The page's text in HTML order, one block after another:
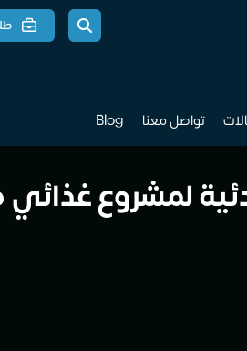
تواصل معنا Blog
لمشروع